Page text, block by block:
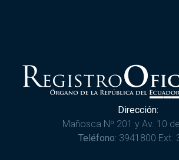
Dirección:
Mañosca Nº 201 y Av. 10
Teléfono: 3941800 Ext.